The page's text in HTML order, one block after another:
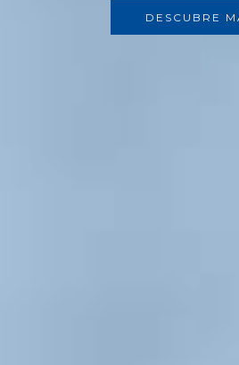
DESCUBRE